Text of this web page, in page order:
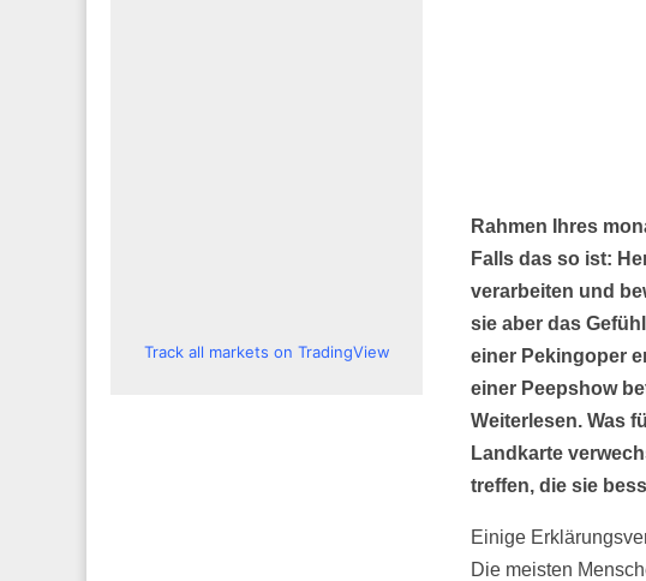
Rahmen Ihres
Falls das so ist:
verarbeiten und
sie aber das
einer Pekingoper
einer Peepshow
Weiterlesen. Was
Landkarte
treffen, die sie
Einige
Die meisten
Track all markets on TradingView